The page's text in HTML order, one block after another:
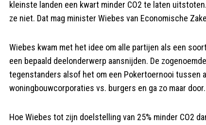
kleinste landen een kwart minder CO2 te laten uitstoten.
ze niet. Dat mag minister Wiebes van Economische
Wiebes kwam met het idee om alle partijen als een
een bepaald deelonderwerp aansnijden. De
tegenstanders alsof het om een Pokertoernooi tussen
woningbouwcorporaties vs. burgers en ga zo maar door.
Hoe Wiebes tot zijn doelstelling van 25% minder CO2